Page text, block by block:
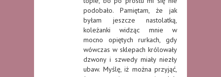
podobało. Pamiętam, że jak
byłam jeszcze nastolatką,
koleżanki widząc mnie w
mocno opiętych rurkach, gdy
wówczas w sklepach królowały
dzwony i szwedy miały niezły
ubaw. Myślę, iż można przyjąć,